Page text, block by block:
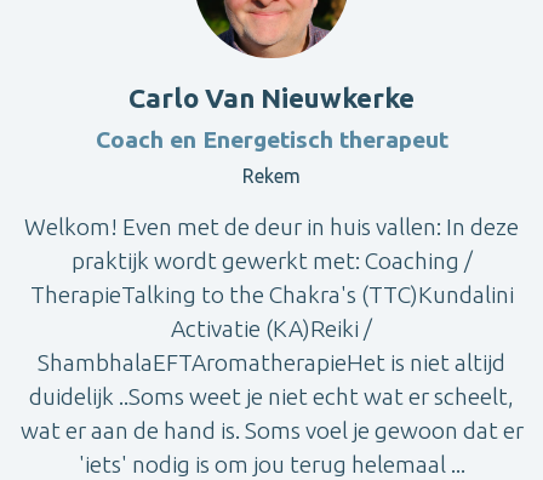
Carlo Van Nieuwkerke
Coach en Energetisch therapeut
Rekem
Welkom! Even met de deur in huis vallen: In deze
praktijk wordt gewerkt met: Coaching /
TherapieTalking to the Chakra's (TTC)Kundalini
Activatie (KA)Reiki /
ShambhalaEFTAromatherapieHet is niet altijd
duidelijk ..Soms weet je niet echt wat er scheelt,
wat er aan de hand is. Soms voel je gewoon dat er
'iets' nodig is om jou terug helemaal ...